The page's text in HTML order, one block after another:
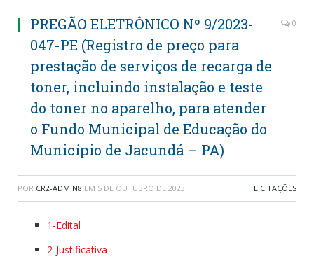
PREGÃO ELETRÔNICO Nº 9/2023-
047-PE (Registro de preço para
prestação de serviços de recarga de
toner, incluindo instalação e teste
do toner no aparelho, para atender
o Fundo Municipal de Educação do
Município de Jacundá – PA)
0
POR CR2-ADMIN8 EM 5 DE OUTUBRO DE 2023 LICITAÇÕES
1-Edital
2-Justificativa